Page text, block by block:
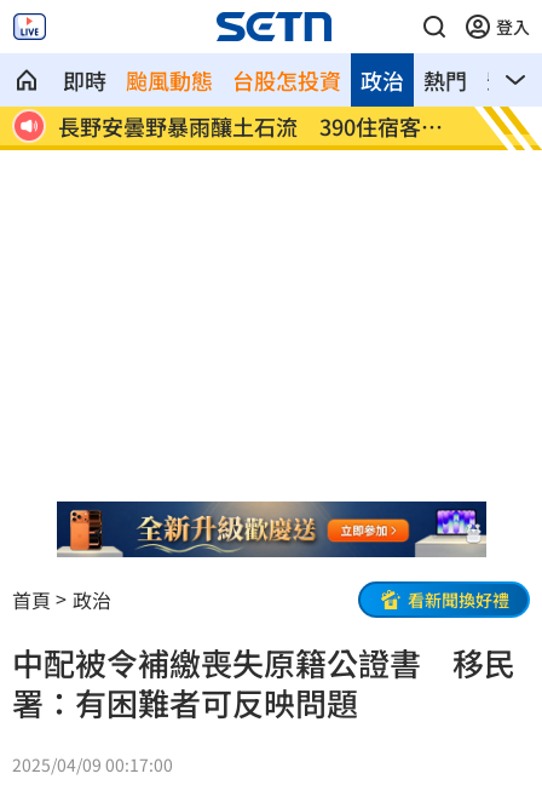
登入
即時 颱風動態 台股怎投資 熱門 影音
政治
大
長野安曇野暴雨釀土石流 390住宿客受
困
白海
首頁 政治 看新聞換好禮
中配被令補繳喪失原籍公證書 移民
署：有困難者可反映問題
2025/04/09 00:17:00